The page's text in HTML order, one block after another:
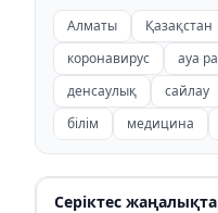
Алматы Қазақстан
коронавирус
ауа
денсаулық
сайлау
білім
медицина
Серіктес